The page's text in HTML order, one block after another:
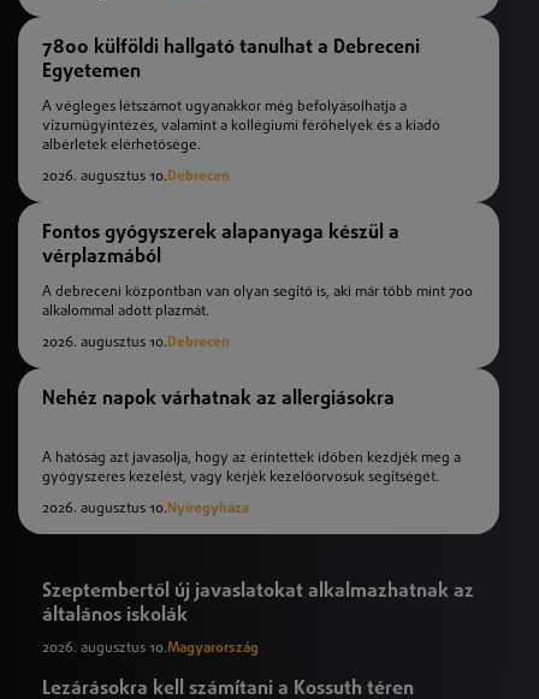
7800 külföldi hallgató tanulhat a Debreceni
Egyetemen
A végleges létszámot ugyanakkor még befolyásolhatja a
vízumügyintézés, valamint a kollégiumi férőhelyek és a kiadó
albérletek elérhetősége.
2026. augusztus 10.Debrecen
Fontos gyógyszerek alapanyaga készül a
vérplazmából
A debreceni központban van olyan segítő is, aki már több mint 700
alkalommal adott plazmát.
2026. augusztus 10.Debrecen
Nehéz napok várhatnak az allergiásokra
A hatóság azt javasolja, hogy az érintettek időben kezdjék meg a
gyógyszeres kezelést, vagy kérjék kezelőorvosuk segítségét.
2026. augusztus 10. Nyíregyháza
Szeptembertől új javaslatokat alkalmazhatnak az
általános iskolák
2026. augusztus 10.Magyarország
Lezárásokra kell számítani a Kossuth téren